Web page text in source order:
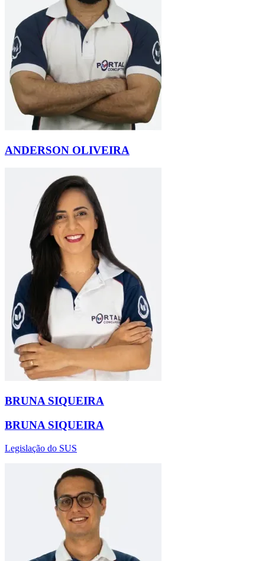
ANDERSON OLIVEIRA
BRUNA SIQUEIRA
BRUNA SIQUEIRA
Legislação do SUS